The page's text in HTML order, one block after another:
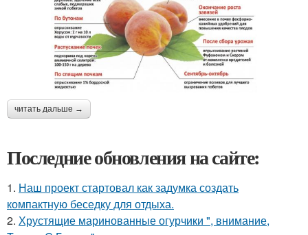
читать дальше →
Последние обновления на сайте:
1. Наш проект стартовал как задумка создать
компактную беседку для отдыха.
2. Хрустящие маринованные огурчики ", внимание,